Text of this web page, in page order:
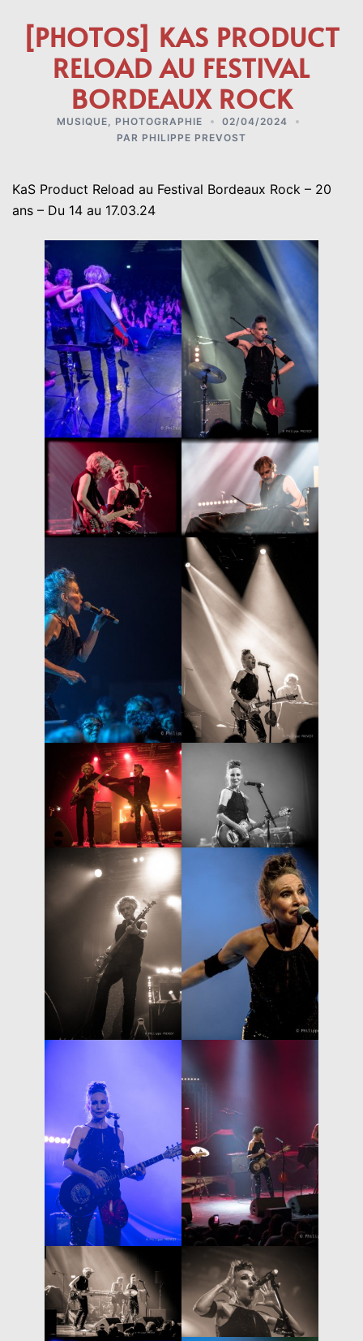
[PHOTOS] KAS PRODUCT
RELOAD AU FESTIVAL
BORDEAUX ROCK
MUSIQUE PHOTOGRAPHIE
02/04/2024
PAR PHILIPPE PREVOST
KaS Product Reload au Festival Bordeaux Rock – 20
ans – Du 14 au 17.03.24